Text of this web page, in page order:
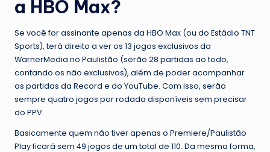
a HBO Max?
Se você for assinante apenas da HBO Max (ou do Estádio TNT
Sports), terá direito a ver os 13 jogos exclusivos da
WarnerMedia no Paulistão (serão 28 partidas ao todo,
contando os não exclusivos), além de poder acompanhar
as partidas da Record e do YouTube. Com isso, serão
sempre quatro jogos por rodada disponíveis sem precisar
do PPV.
Basicamente quem não tiver apenas o Premiere/Paulistão
Play ficará sem 49 jogos de um total de 110. Da mesma forma,